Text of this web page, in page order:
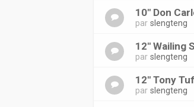
10" Don
parslengteng
12" Wailing
parslengteng
12" Tony
parslengteng